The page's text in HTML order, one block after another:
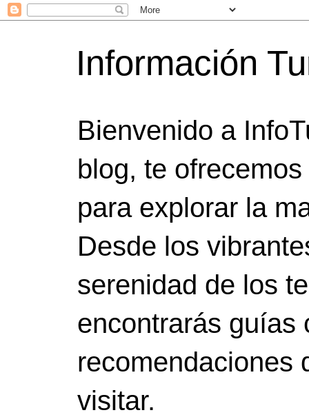
Información
Bienvenido a
blog, te
para explorar la
Desde los
serenidad de los
encontrarás guías
recomendaciones
visitar.